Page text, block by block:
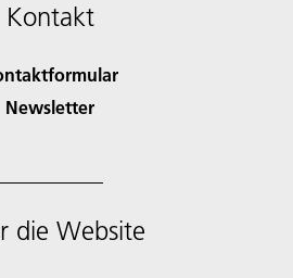
Kontakt
Newsletter
die Website